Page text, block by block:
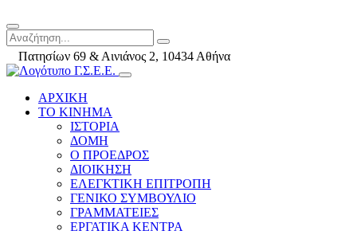
Πατησίων 69 & Αινιάνος 2, 10434 Αθήνα
ΑΡΧΙΚΗ
ΤΟ ΚΙΝΗΜΑ
ΙΣΤΟΡΙΑ
ΔΟΜΗ
Ο ΠΡΟΕΔΡΟΣ
ΔΙΟΙΚΗΣΗ
ΕΛΕΓΚΤΙΚΗ ΕΠΙΤΡΟΠΗ
ΓΕΝΙΚΟ ΣΥΜΒΟΥΛΙΟ
ΓΡΑΜΜΑΤΕΙΕΣ
ΕΡΓΑΤΙΚΑ ΚΕΝΤΡΑ